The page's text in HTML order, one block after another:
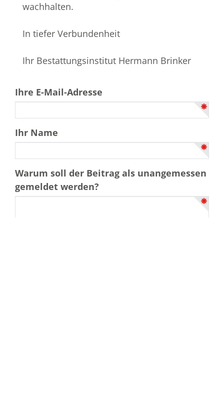
wachhalten.
In tiefer Verbundenheit
Ihr Bestattungsinstitut Hermann Brinker
Ihre E-Mail-Adresse
Ihr Name
Warum soll der Beitrag als unangemessen
gemeldet werden?